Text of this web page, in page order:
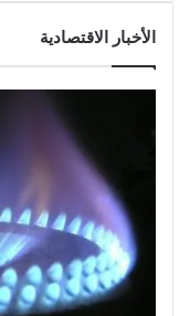
الأخبار الاقتصادية